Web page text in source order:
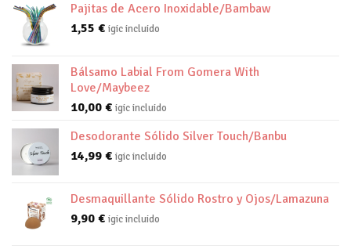
Pajitas de Acero Inoxidable/Bambaw
1,55 € igic incluido
Bálsamo Labial From Gomera With
Love/Maybeez
10,00 € igic incluido
Desodorante Sólido Silver Touch/Banbu
14,99 € igic incluido
Desmaquillante Sólido Rostro y Ojos/Lamazuna
9,90 € igic incluido